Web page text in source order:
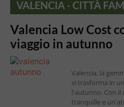
VALENCIA - CITTÀ
Valencia Low Cost
viaggio in autunno
Valencia, la
si trasforma in
l'autunno. Con il
tranquille e